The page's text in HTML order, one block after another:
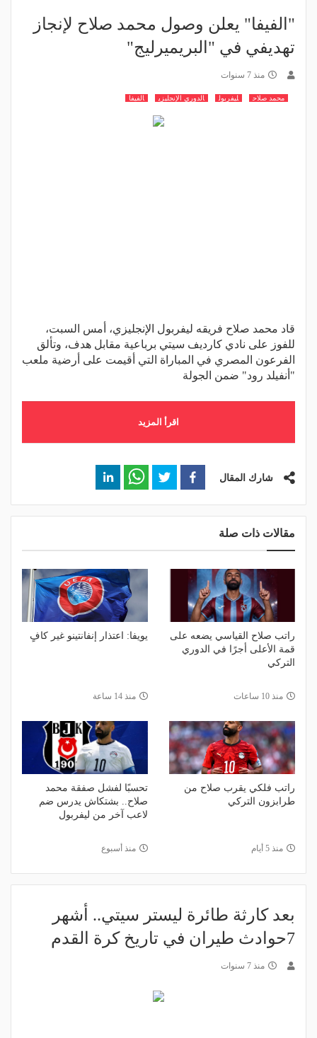
"الفيفا" يعلن وصول محمد صلاح لإنجاز
تهديفي في "البريميرليج"
منذ 7 سنوات
محمد صلاح ليفربول الدوري الإنجليزي الفيفا
قاد محمد صلاح فريقه ليفربول الإنجليزي، أمس السبت،
للفوز على نادي كارديف سيتي برباعية مقابل هدف، وتألق
الفرعون المصري في المباراة التي أقيمت على أرضية ملعب
"أنفيلد رود" ضمن الجولة
اقرأ المزيد
شارك المقال
مقالات ذات صلة
راتب صلاح القياسي يضعه على
قمة الأعلى أجرًا في الدوري
التركي
منذ 10 ساعات
يويفا: اعتذار إنفانتينو غير كافٍ
منذ 14 ساعة
راتب فلكي يقرب صلاح من
طرابزون التركي
منذ 5 أيام
تحسبًا لفشل صفقة محمد
صلاح.. بشتكاش يدرس ضم
لاعب آخر من ليفربول
منذ أسبوع
بعد كارثة طائرة ليستر سيتي.. أشهر
7حوادث طيران في تاريخ كرة القدم
منذ 7 سنوات